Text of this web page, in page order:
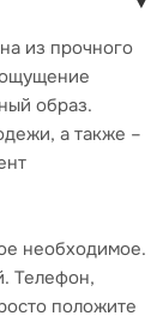
из прочного
ощущение
образ.
а также –
необходимое.
Телефон,
положите